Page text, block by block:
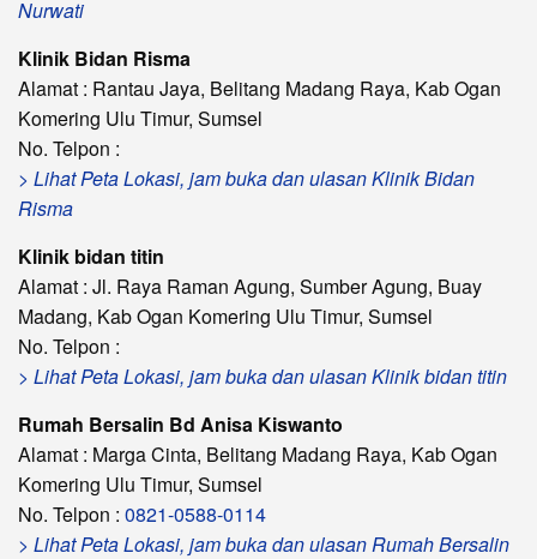
Nurwati
Klinik Bidan Risma
Alamat : Rantau Jaya, Belitang Madang Raya, Kab Ogan
Komering Ulu Timur, Sumsel
No. Telpon :
> Lihat Peta Lokasi, jam buka dan ulasan Klinik Bidan
Risma
Klinik bidan titin
Alamat : Jl. Raya Raman Agung, Sumber Agung, Buay
Madang, Kab Ogan Komering Ulu Timur, Sumsel
No. Telpon :
> Lihat Peta Lokasi, jam buka dan ulasan Klinik bidan titin
Rumah Bersalin Bd Anisa Kiswanto
Alamat : Marga Cinta, Belitang Madang Raya, Kab Ogan
Komering Ulu Timur, Sumsel
No. Telpon : 0821-0588-0114
> Lihat Peta Lokasi, jam buka dan ulasan Rumah Bersalin